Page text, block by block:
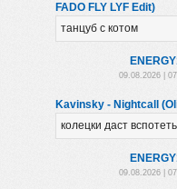
FADO FLY LYF Edit)
танцуб с котом
09.08.2026 |
Kavinsky - Nightcall
колецки даст вспотеть
09.08.2026 |